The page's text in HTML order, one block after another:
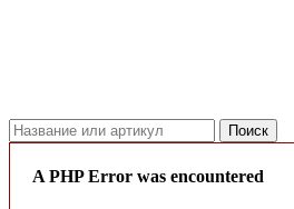
A PHP Error was encountered